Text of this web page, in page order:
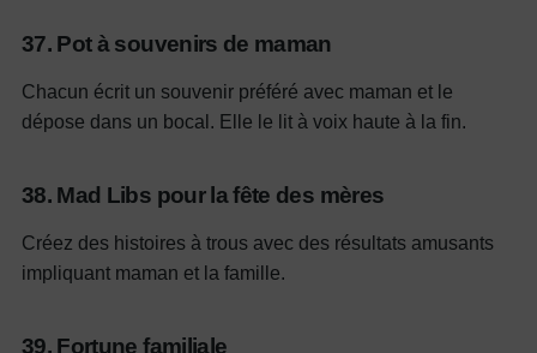
37. Pot à souvenirs de maman
Chacun écrit un souvenir préféré avec maman et le
dépose dans un bocal. Elle le lit à voix haute à la fin.
38. Mad Libs pour la fête des mères
Créez des histoires à trous avec des résultats amusants
impliquant maman et la famille.
39. Fortune familiale